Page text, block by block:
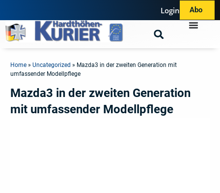
Login Abo
Home »Uncategorized » Mazda3 in der zweiten Generation mit
umfassender Modellpflege
Mazda3 in der zweiten Generation
mit umfassender Modellpflege